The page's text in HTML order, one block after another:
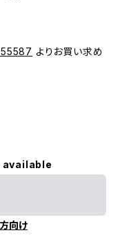
よりお買い求め
向け